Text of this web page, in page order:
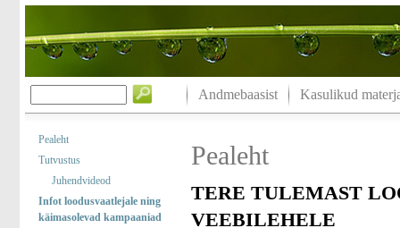
Andmebaasist Kasulikud
Pealeht
Tutvustus
Juhendvideod
Infot loodusvaatlejale ning
käimasolevad kampaaniad
Pealeht
TERE TULEMAST
VEEBILEHELE